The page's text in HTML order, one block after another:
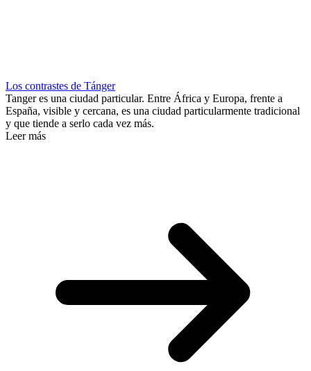
Los contrastes de Tánger
Tanger es una ciudad particular. Entre África y Europa, frente a
España, visible y cercana, es una ciudad particularmente tradicional
y que tiende a serlo cada vez más.
Leer más